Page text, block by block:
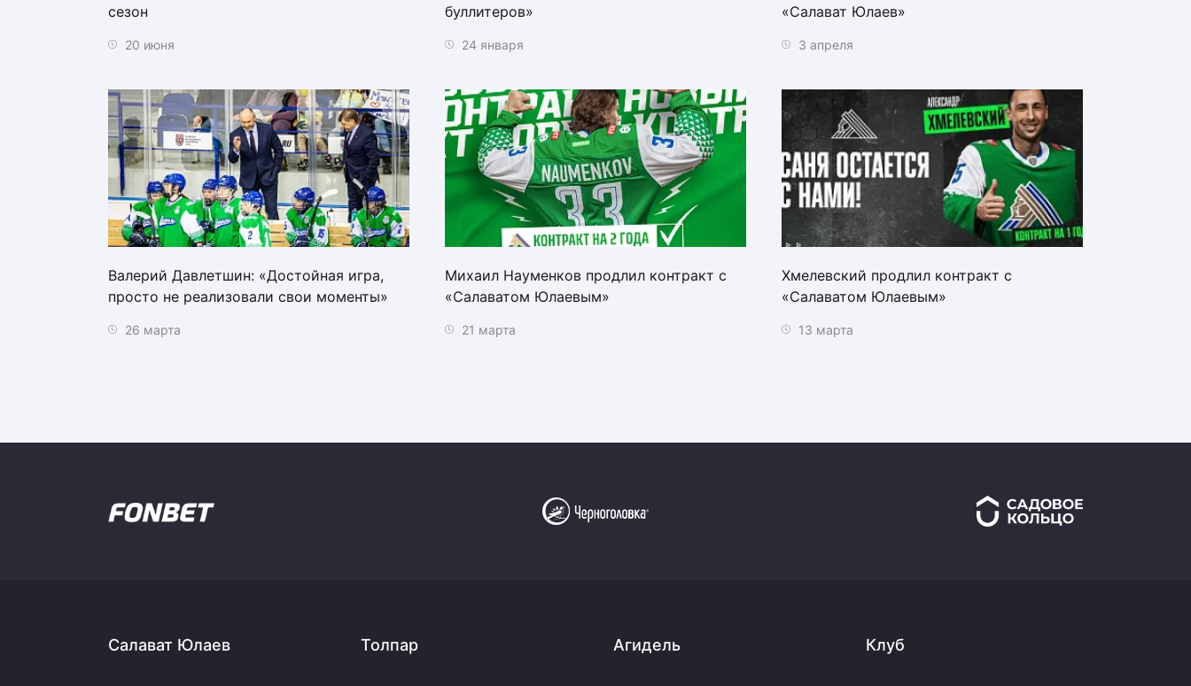
сезон
20 июня
буллитеров»
24 января
«Салават Юлаев»
3 апреля
Валерий Давлетшин: «Достойная игра,
просто не реализовали свои моменты»
26 марта
Михаил Науменков продлил контракт с
«Салаватом Юлаевым»
21 марта
Хмелевский продлил контракт с
«Салаватом Юлаевым»
13 марта
Салават Юлаев Толпар Агидель Клуб